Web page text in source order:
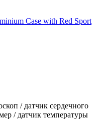
Case with Red Sport
/ датчик сердечного
/ датчик температуры